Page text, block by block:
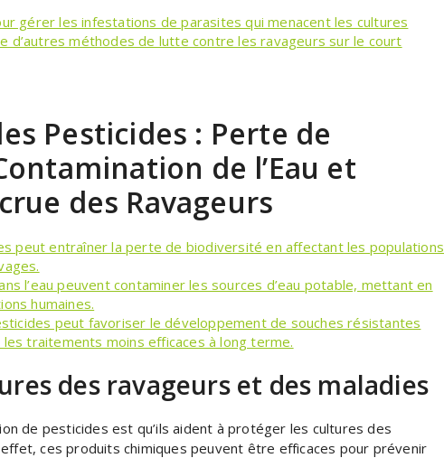
gérer les infestations de parasites qui menacent les cultures
d’autres méthodes de lutte contre les ravageurs sur le court
Pesticides : Perte de
de l’Eau et
des Ravageurs
peut entraîner la perte de biodiversité en affectant les populations
l’eau peuvent contaminer les sources d’eau potable, mettant en
humaines.
peut favoriser le développement de souches résistantes
traitements moins efficaces à long terme.
des ravageurs et des maladies
de pesticides est qu’ils aident à protéger les cultures des
ces produits chimiques peuvent être efficaces pour prévenir